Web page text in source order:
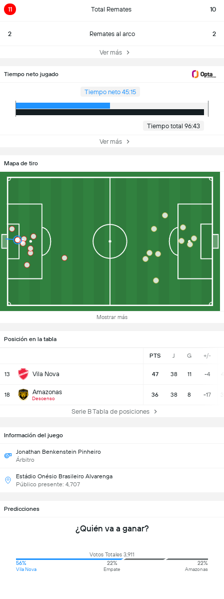
11 Total Remates 10
2 Remates al arco 2
Ver más
Tiempo neto jugado
Tiempo neto 45:15
Tiempo total 96:43
Ver más
Mapa de tiro
Mostrar más
Posición en la tabla
PTS J G +/-
13 Vila Nova 47 38 11 -4
18 Amazonas
Descenso
36 38 8 -17
Serie B Tabla de posiciones
Información del juego
Jonathan Benkenstein Pinheiro
Árbitro
Estádio Onésio Brasileiro Alvarenga
Público presente: 4,707
Predicciones
¿Quién va a ganar?
Votos Totales 3,911
56%
Vila Nova
22%
Empate
22%
Amazonas